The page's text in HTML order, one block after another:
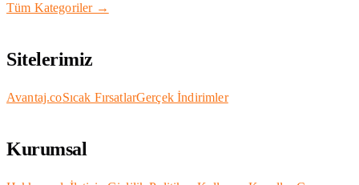
Tüm Kategoriler →
Sitelerimiz
Avantaj.coSıcak FırsatlarGerçek İndirimler
Kurumsal